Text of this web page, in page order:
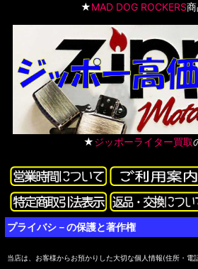
★MAD DOG ROCKERS
★ジッポーライター買取
プライバシ－の保護と著作権
当店は、お客様からお預かりした大切な個人情報(住所・電